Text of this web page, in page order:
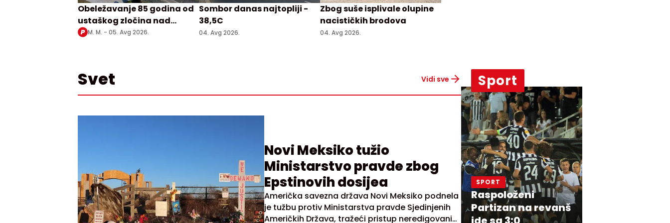
Obeležavanje 85 godina od
ustaškog zločina nad
Srbima u Prebilovcima
M. M. - 05. Avg 2026.
Sombor danas najtopliji -
38,5C
04. Avg 2026.
Zbog suše isplivale olupine
nacističkih brodova
04. Avg 2026.
Svet Vidi sve
Novi Meksiko tužio
Ministarstvo pravde zbog
Epstinovih dosijea
Američka savezna država Novi Meksiko podnela
je tužbu protiv Ministarstva pravde Sjedinjenih
Američkih Država, tražeći pristup neredigovanim
Sport
SPORT
Raspoloženi
Partizan na revanš